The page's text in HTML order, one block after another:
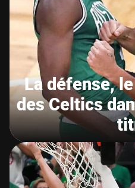
La défense,
des Celtics